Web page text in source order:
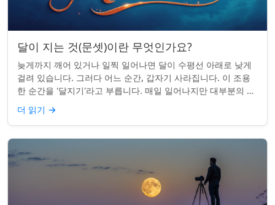
달이 지는 것(문셋)이란 무엇인가요?
늦게까지 깨어 있거나 일찍 일어나면 달이 수평선 아래로 낮게
걸려 있습니다. 그러다 어느 순간, 갑자기 사라집니다. 이 조용
한 순간을 '달지기'라고 부릅니다. 매일 일어나지만 대부분의 사
람들은 놓치곤 합니다. 핵심 ...
더 읽기 →